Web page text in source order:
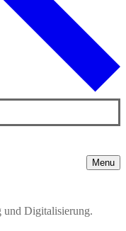
Menu
und Digitalisierung.